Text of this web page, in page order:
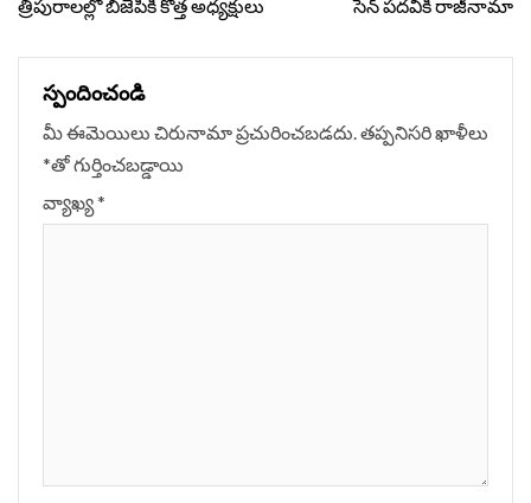
త్రిపురాలల్లో బిజెపికి కొత్త అధ్యక్షులు సేన్ పదవికి రాజీనామా
స్పందించండి
మీ ఈమెయిలు చిరునామా ప్రచురించబడదు.తప్పనిసరి ఖాళీలు
*‌తో గుర్తించబడ్డాయి
వ్యాఖ్య*